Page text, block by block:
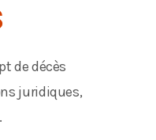
de décès
juridiques,